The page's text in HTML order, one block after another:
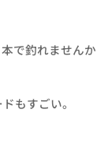
で釣れませんか
もすごい。